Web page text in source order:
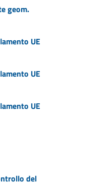
geom.
UE
UE
UE
del